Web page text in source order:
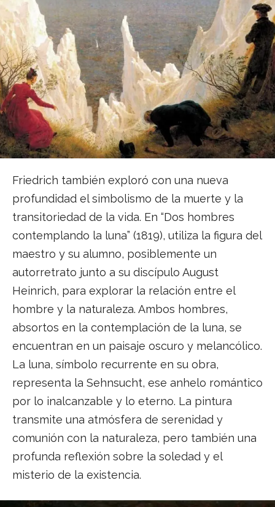
Friedrich también exploró con una nueva
profundidad el simbolismo de la muerte y la
transitoriedad de la vida. En “Dos hombres
contemplando la luna” (1819), utiliza la figura del
maestro y su alumno, posiblemente un
autorretrato junto a su discípulo August
Heinrich, para explorar la relación entre el
hombre y la naturaleza. Ambos hombres,
absortos en la contemplación de la luna, se
encuentran en un paisaje oscuro y melancólico.
La luna, símbolo recurrente en su obra,
representa la Sehnsucht, ese anhelo romántico
por lo inalcanzable y lo eterno. La pintura
transmite una atmósfera de serenidad y
comunión con la naturaleza, pero también una
profunda reflexión sobre la soledad y el
misterio de la existencia.